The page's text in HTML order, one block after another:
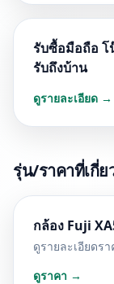
รับซื้อมือถือ โ
รับถึงบ้าน
ดูรายละเอียด →
รุ่น/ราคาที่เกี่ย
กล้อง Fuji
ดูรายละเอียดร
ดูราคา →